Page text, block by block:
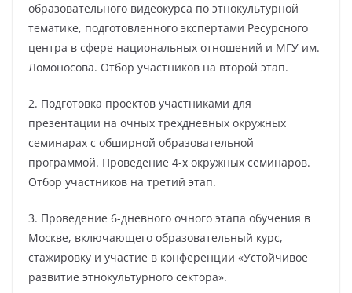
образовательного видеокурса по этнокультурной
тематике, подготовленного экспертами Ресурсного
центра в сфере национальных отношений и МГУ им.
Ломоносова. Отбор участников на второй этап.
2. Подготовка проектов участниками для
презентации на очных трехдневных окружных
семинарах с обширной образовательной
программой. Проведение 4-х окружных семинаров.
Отбор участников на третий этап.
3. Проведение 6-дневного очного этапа обучения в
Москве, включающего образовательный курс,
стажировку и участие в конференции «Устойчивое
развитие этнокультурного сектора».